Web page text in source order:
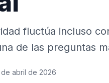
fluctúa incluso
de las preguntas
de abril de 2026